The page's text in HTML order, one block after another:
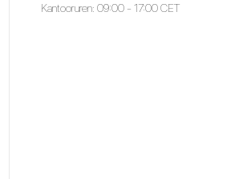
Kantooruren: 09:00 - 17:00 CET